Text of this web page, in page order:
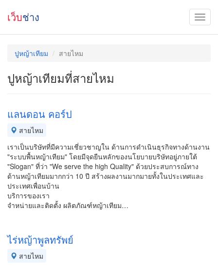
เว็บช่าง
ปูหญ้าเทียม สายไหม
ปูหญ้าเทียมที่สายไหม
แลนดอน คอร์ป
สายไหม
เราเป็นบริษัทที่มีความเชี่ยวชาญใน ด้านการดำเนินธุรกิจทางด้านงาน
"ระบบพื้นหญ้าเทียม" โดยมีจุดยืนหลักของนโยบายบริษัทอยู่ภายใต้
"Slogan" ที่ว่า "We serve the high Quality" ด้วยประสบการณ์ทาง
ด้านหญ้าเทียมมากกว่า 10 ปี สร้างผลงานมากมายทั้งในประเทศและ
ประเทศเพื่อนบ้าน
บริการของเรา
จำหน่ายและติดตั้ง ผลิตภัณฑ์หญ้าเทียม…
ไร่หญ้าพูลทรัพย์
สายไหม